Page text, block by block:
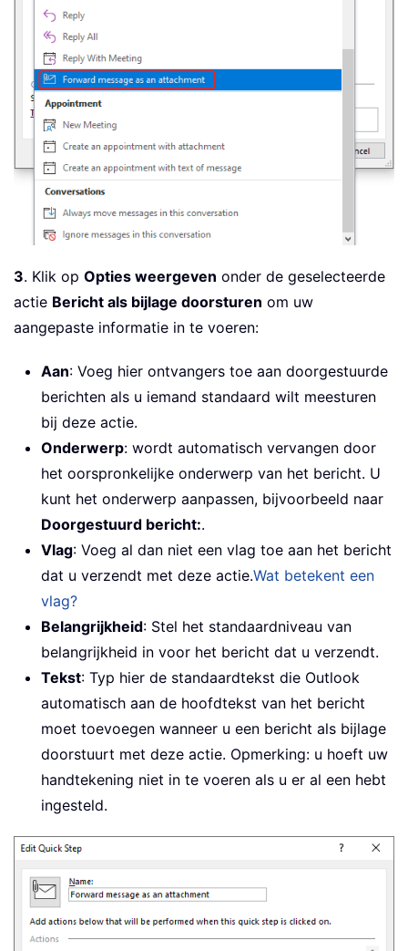
3. Klik op Opties weergeven onder de geselecteerde
actie Bericht als bijlage doorsturen om uw
aangepaste informatie in te voeren:
Aan: Voeg hier ontvangers toe aan doorgestuurde
berichten als u iemand standaard wilt meesturen
bij deze actie.
Onderwerp: wordt automatisch vervangen door
het oorspronkelijke onderwerp van het bericht. U
kunt het onderwerp aanpassen, bijvoorbeeld naar
Doorgestuurd bericht:.
Vlag: Voeg al dan niet een vlag toe aan het bericht
dat u verzendt met deze actie.Wat betekent een
vlag?
Belangrijkheid: Stel het standaardniveau van
belangrijkheid in voor het bericht dat u verzendt.
Tekst: Typ hier de standaardtekst die Outlook
automatisch aan de hoofdtekst van het bericht
moet toevoegen wanneer u een bericht als bijlage
doorstuurt met deze actie. Opmerking: u hoeft uw
handtekening niet in te voeren als u er al een hebt
ingesteld.